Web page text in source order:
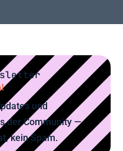
und
der Community —
kein Spam.